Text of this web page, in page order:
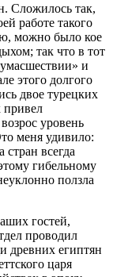
Сложилось так,
работе такого
можно было кое
так что в тот
и
этого долгого
двое турецких
привел
уровень
меня удивило:
стран всегда
гибельному
ползла
гостей,
проводил
древних египтян
царя